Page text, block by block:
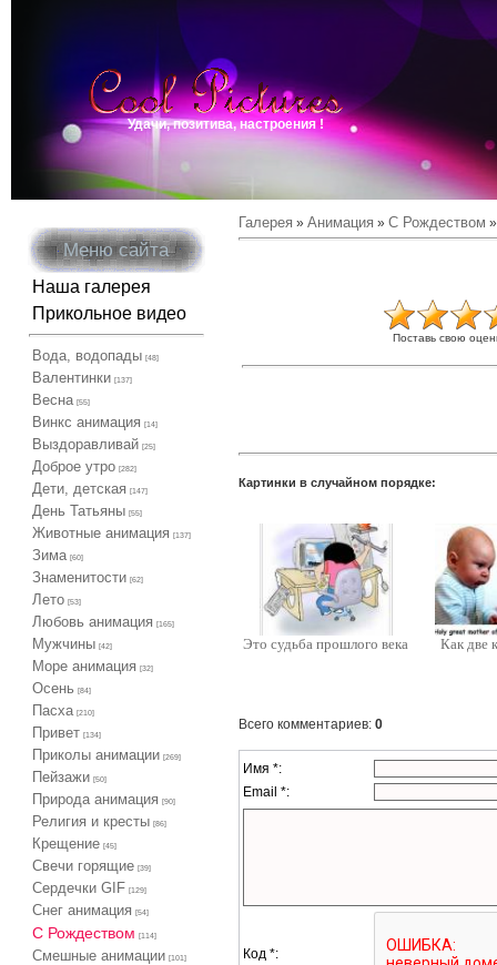
Удачи, позитива, настроения !
Меню сайта
Наша галерея
Прикольное видео
Вода, водопады [48]
Валентинки [137]
Весна [55]
Винкс анимация [14]
Выздоравливай [25]
Доброе утро [282]
Дети, детская [147]
День Татьяны [55]
Животные анимация [137]
Зима [60]
Знаменитости [62]
Лето [53]
Любовь анимация [165]
Мужчины [42]
Море анимация [32]
Осень [84]
Пасха [210]
Привет [134]
Приколы анимации [269]
Пейзажи [50]
Природа анимация [90]
Религия и кресты [86]
Крещение [45]
Свечи горящие [39]
Сердечки GIF [129]
Снег анимация [54]
С Рождеством [114]
Смешные анимации [101]
Галерея » Анимация » С Рождеством
Поставь свою
Картинки в случайном порядке:
Это судьба прошлого века Как две
Всего комментариев: 0
Имя *:
Email *:
Код *: